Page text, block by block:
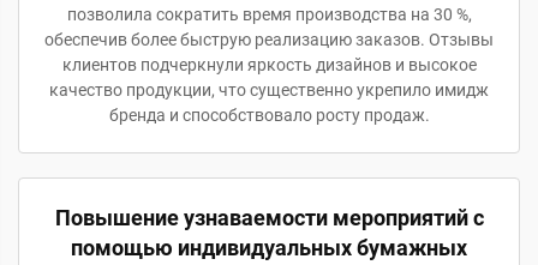
позволила сократить время производства на 30 %,
обеспечив более быструю реализацию заказов. Отзывы
клиентов подчеркнули яркость дизайнов и высокое
качество продукции, что существенно укрепило имидж
бренда и способствовало росту продаж.
Повышение узнаваемости мероприятий с
помощью индивидуальных бумажных